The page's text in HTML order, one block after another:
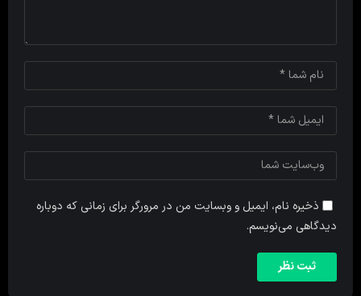
ذخیره نام، ایمیل و وبسایت من در مرورگر برای زمانی که دوباره
دیدگاهی می‌نویسم.